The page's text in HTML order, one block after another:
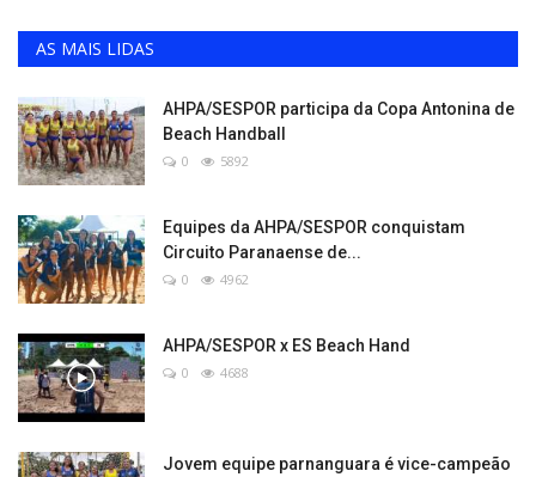
AS MAIS LIDAS
AHPA/SESPOR participa da Copa Antonina de
Beach Handball
0 5892
Equipes da AHPA/SESPOR conquistam
Circuito Paranaense de...
0 4962
AHPA/SESPOR x ES Beach Hand
0 4688
Jovem equipe parnanguara é vice-campeão